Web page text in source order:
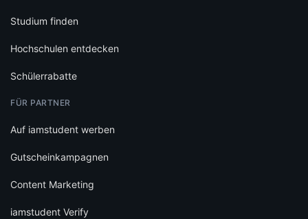
Studium finden
Hochschulen entdecken
Schülerrabatte
FÜR PARTNER
Auf iamstudent werben
Gutscheinkampagnen
Content Marketing
iamstudent Verify